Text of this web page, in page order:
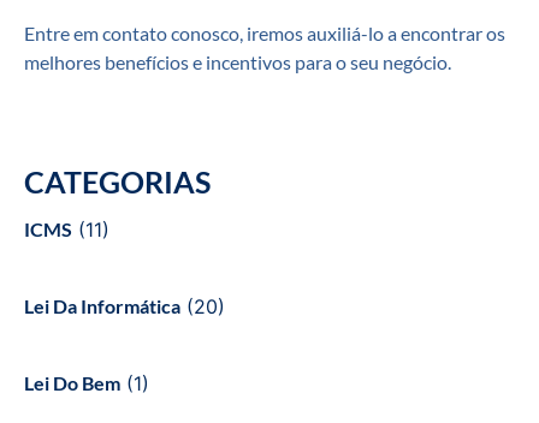
Entre em contato conosco, iremos auxiliá-lo a encontrar os
melhores benefícios e incentivos para o seu negócio.
CATEGORIAS
ICMS (11)
Lei Da Informática (20)
Lei Do Bem (1)